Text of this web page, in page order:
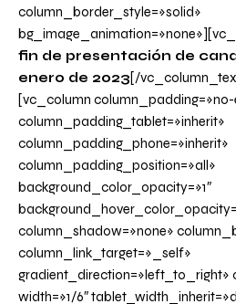
column_border_style=»solid»
fin de presentación de
enero de 2023[/
[vc_column
column_padding_tablet=»inherit»
column_padding_phone=»inherit»
column_padding_position=»all»
background_color_opacity=»1″
column_shadow=»none»
column_link_target=»_self»
gradient_direction=»left_to_right»
width=»1/6″